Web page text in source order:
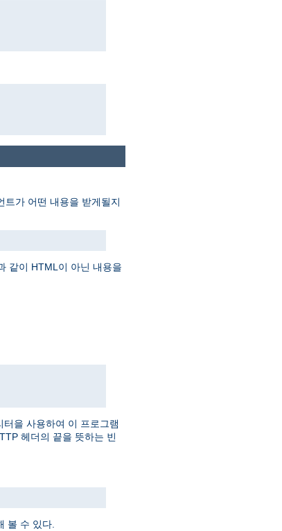
가 어떤 내용을 받게될지
같이 HTML이 아닌 내용을
터을 사용하여 이 프로그램
헤더의 끝을 뜻하는 빈
볼 수 있다.